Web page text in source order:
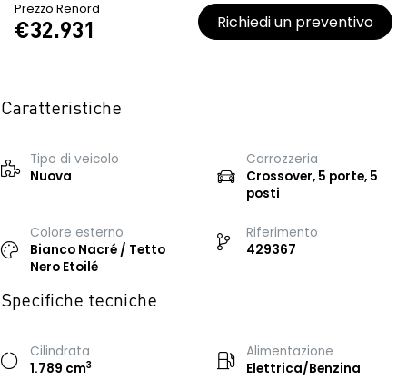
Prezzo Renord
€32.931 Richiedi un preventivo
Caratteristiche
Tipo di veicolo
Nuova
Carrozzeria
Crossover, 5 porte, 5
posti
Colore esterno
Bianco Nacré / Tetto
Nero Etoilé
Riferimento
429367
Specifiche tecniche
Cilindrata
1.789 cm3
Alimentazione
Elettrica/Benzina